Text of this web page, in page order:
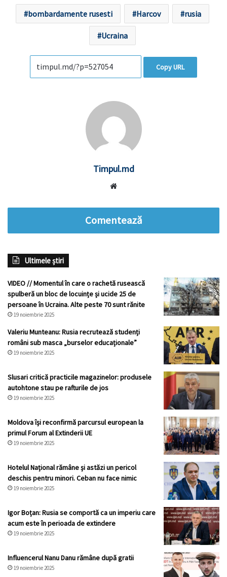
bombardamente rusesti Harcov rusia
Ucraina
Copy URL
Timpul.md
Comentează
Ultimele știri
VIDEO // Momentul în care o rachetă rusească
spulberă un bloc de locuințe și ucide 25 de
persoane în Ucraina. Alte peste 70 sunt rănite
19 noiembrie 2025
Valeriu Munteanu: Rusia recrutează studenți
români sub masca „burselor educaționale”
19 noiembrie 2025
Slusari critică practicile magazinelor: produsele
autohtone stau pe rafturile de jos
19 noiembrie 2025
Moldova își reconfirmă parcursul european la
primul Forum al Extinderii UE
19 noiembrie 2025
Hotelul Național rămâne și astăzi un pericol
deschis pentru minori. Ceban nu face nimic
19 noiembrie 2025
Igor Boțan: Rusia se comportă ca un imperiu care
acum este în perioada de extindere
19 noiembrie 2025
Influencerul Nanu Danu rămâne după gratii
19 noiembrie 2025